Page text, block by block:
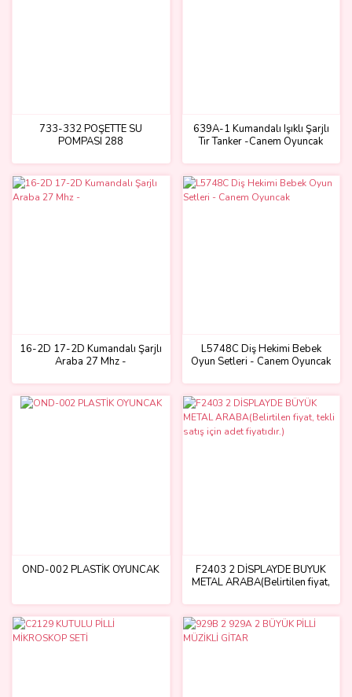
733-332 POŞETTE SU
POMPASI 288
639A-1 Kumandalı Işıklı Şarjlı
Tır Tanker -Canem Oyuncak
16-2D 17-2D Kumandalı Şarjlı
Araba 27 Mhz -
L5748C Diş Hekimi Bebek
Oyun Setleri - Canem Oyuncak
OND-002 PLASTİK OYUNCAK
F2403 2 DİSPLAYDE BÜYÜK
METAL ARABA(Belirtilen fiyat,